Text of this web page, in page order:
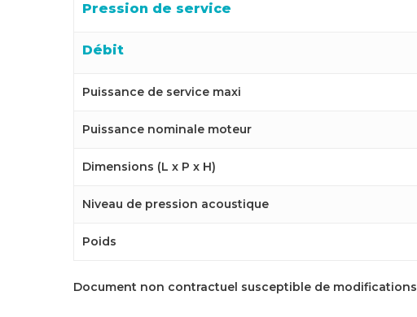
Pression de service
Débit
Puissance de service maxi
Puissance nominale moteur
Dimensions (L x P x H)
Niveau de pression acoustique
Poids
Document non contractuel susceptible de modifications